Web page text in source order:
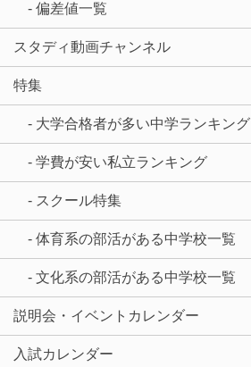
- 偏差値一覧
スタディ動画チャンネル
特集
- 大学合格者が多い中学ランキング
- 学費が安い私立ランキング
- スクール特集
- 体育系の部活がある中学校一覧
- 文化系の部活がある中学校一覧
説明会・イベントカレンダー
入試カレンダー